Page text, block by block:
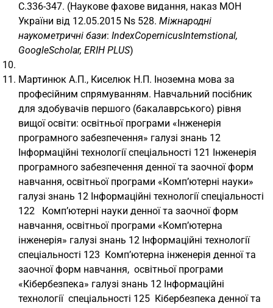
С.336-347. (Наукове фахове видання, наказ МОН
України від 12.05.2015 Ns 528. Міжнародні
наукометричні бази: IndexCopernicusIntemstional,
GoogleScholar, ERIH PLUS)
Мартинюк А.П., Киселюк Н.П. Іноземна мова за
професійним спрямуванням. Навчальний посібник
для здобувачів першого (бакалаврського) рівня
вищої освіти: освітньої програми «Інженерія
програмного забезпечення» галузі знань 12
Інформаційні технології спеціальності 121 Інженерія
програмного забезпечення денної та заочної форм
навчання, освітньої програми «Комп’ютерні науки»
галузі знань 12 Інформаційні технології спеціальності
122 Комп’ютерні науки денної та заочної форм
навчання, освітньої програми «Комп’ютерна
інженерія» галузі знань 12 Інформаційні технології
спеціальності 123 Комп’ютерна інженерія денної та
заочної форм навчання, освітньої програми
«Кібербезпека» галузі знань 12 Інформаційні
технології спеціальності 125 Кібербезпека денної та